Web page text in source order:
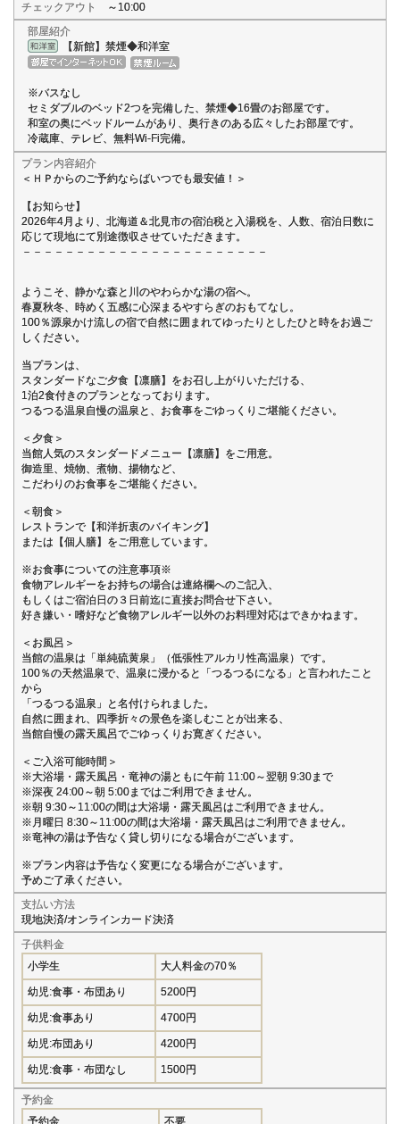
チェックアウト
～10:00
部屋紹介
【新館】禁煙◆和洋室
※バスなし
セミダブルのベッド2つを完備した、禁煙◆16畳のお部屋です。
和室の奥にベッドルームがあり、奥行きのある広々したお部屋です。
冷蔵庫、テレビ、無料Wi-Fi完備。
プラン内容紹介
＜ＨＰからのご予約ならばいつでも最安値！＞
【お知らせ】
2026年4月より、北海道＆北見市の宿泊税と入湯税を、人数、宿泊日数に
応じて現地にて別途徴収させていただきます。
－－－－－－－－－－－－－－－－－－－－－－－
ようこそ、静かな森と川のやわらかな湯の宿へ。
春夏秋冬、時めく五感に心深まるやすらぎのおもてなし。
100％源泉かけ流しの宿で自然に囲まれてゆったりとしたひと時をお過ご
しください。
当プランは、
スタンダードなご夕食【凛膳】をお召し上がりいただける、
1泊2食付きのプランとなっております。
つるつる温泉自慢の温泉と、お食事をごゆっくりご堪能ください。
＜夕食＞
当館人気のスタンダードメニュー【凛膳】をご用意。
御造里、焼物、煮物、揚物など、
こだわりのお食事をご堪能ください。
＜朝食＞
レストランで【和洋折衷のバイキング】
または【個人膳】をご用意しています。
※お食事についての注意事項※
食物アレルギーをお持ちの場合は連絡欄へのご記入、
もしくはご宿泊日の３日前迄に直接お問合せ下さい。
好き嫌い・嗜好など食物アレルギー以外のお料理対応はできかねます。
＜お風呂＞
当館の温泉は「単純硫黄泉」（低張性アルカリ性高温泉）です。
100％の天然温泉で、温泉に浸かると「つるつるになる」と言われたこと
から
「つるつる温泉」と名付けられました。
自然に囲まれ、四季折々の景色を楽しむことが出来る、
当館自慢の露天風呂でごゆっくりお寛ぎください。
＜ご入浴可能時間＞
※大浴場・露天風呂・竜神の湯ともに午前 11:00～翌朝 9:30まで
※深夜 24:00～朝 5:00まではご利用できません。
※朝 9:30～11:00の間は大浴場・露天風呂はご利用できません。
※月曜日 8:30～11:00の間は大浴場・露天風呂はご利用できません。
※竜神の湯は予告なく貸し切りになる場合がございます。
※プラン内容は予告なく変更になる場合がございます。
予めご了承ください。
支払い方法
現地決済/オンラインカード決済
子供料金
小学生
大人料金の70％
幼児:食事・布団あり 5200円
幼児:食事あり 4700円
幼児:布団あり 4200円
幼児:食事・布団なし 1500円
予約金
予約金
不要